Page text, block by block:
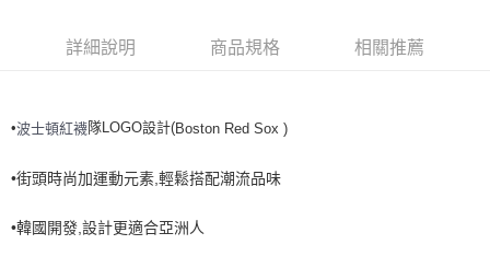
全家取貨付款<未取貨列黑名單/不支援離島取退>
全家取貨<不支援離島取退>
每筆NT$60，滿NT$499(含以上)免運費
詳細說明 商品規格 相關推薦
•波士頓紅襪隊LOGO設計(Boston Red Sox )
•街頭時尚加運動元素,輕鬆搭配潮流品味
•韓國開發,設計更適合亞洲人